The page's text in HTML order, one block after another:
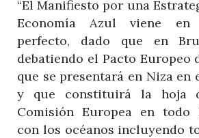
“El Manifiesto por una
Economía Azul viene en
perfecto, dado que en
debatiendo el Pacto Europeo
que se presentará en Niza en
y que constituirá la hoja
Comisión Europea en todo
con los océanos incluyendo